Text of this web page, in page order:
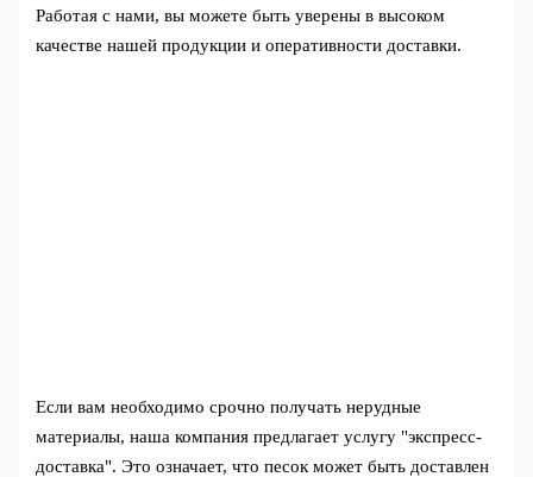
Работая с нами, вы можете быть уверены в высоком
качестве нашей продукции и оперативности доставки.
Если вам необходимо срочно получать нерудные
материалы, наша компания предлагает услугу "экспресс-
доставка". Это означает, что песок может быть доставлен